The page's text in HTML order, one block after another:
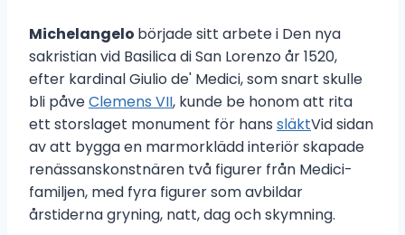
Michelangelo började sitt arbete i Den nya
sakristian vid Basilica di San Lorenzo år 1520,
efter kardinal Giulio de' Medici, som snart skulle
bli påveClemens VII, kunde be honom att rita
ett storslaget monument för hans släktVid sidan
av att bygga en marmorklädd interiör skapade
renässanskonstnären två figurer från Medici-
familjen, med fyra figurer som avbildar
årstiderna gryning, natt, dag och skymning.